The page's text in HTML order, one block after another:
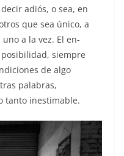
adiós, o sea, en
que sea único, a
a la vez. El en-
siempre
de algo
palabras,
tanto inestimable.